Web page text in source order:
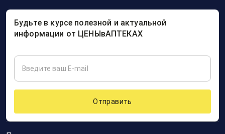
Будьте в курсе полезной и актуальной
информации от ЦЕНЫвАПТЕКАХ
Отправить